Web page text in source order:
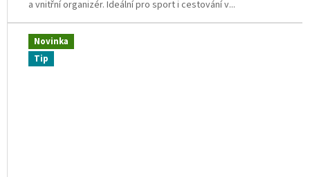
a vnitřní organizér. Ideální pro sport i cestování v...
Novinka
Tip